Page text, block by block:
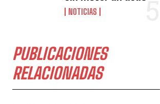
NOTICIAS
PUBLICACIONES
RELACIONADAS